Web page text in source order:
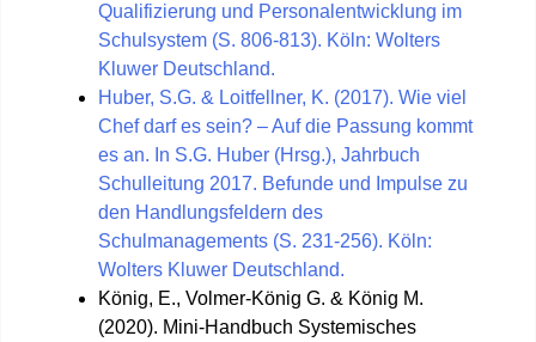
Qualifizierung und Personalentwicklung im
Schulsystem (S. 806-813). Köln: Wolters
Kluwer Deutschland.
Huber, S.G. & Loitfellner, K. (2017). Wie viel
Chef darf es sein? – Auf die Passung kommt
es an. In S.G. Huber (Hrsg.), Jahrbuch
Schulleitung 2017. Befunde und Impulse zu
den Handlungsfeldern des
Schulmanagements (S. 231-256). Köln:
Wolters Kluwer Deutschland.
König, E., Volmer-König G. & König M.
(2020). Mini-Handbuch Systemisches